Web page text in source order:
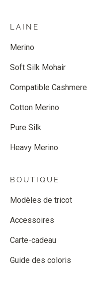
LAINE
Merino
Soft Silk Mohair
Compatible Cashmere
Cotton Merino
Pure Silk
Heavy Merino
BOUTIQUE
Modèles de tricot
Accessoires
Carte-cadeau
Guide des coloris